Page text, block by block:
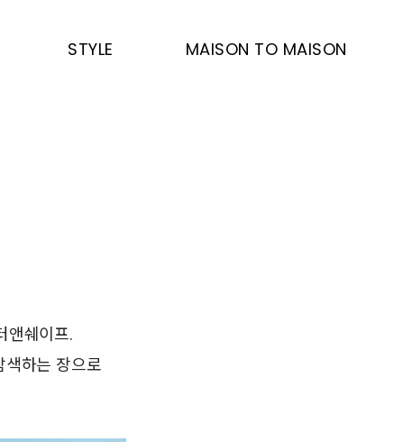
STYLE MAISON TO MAISON
앤쉐이프.
하는 장으로